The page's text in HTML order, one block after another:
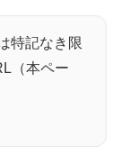
特記なき限
（本ペー